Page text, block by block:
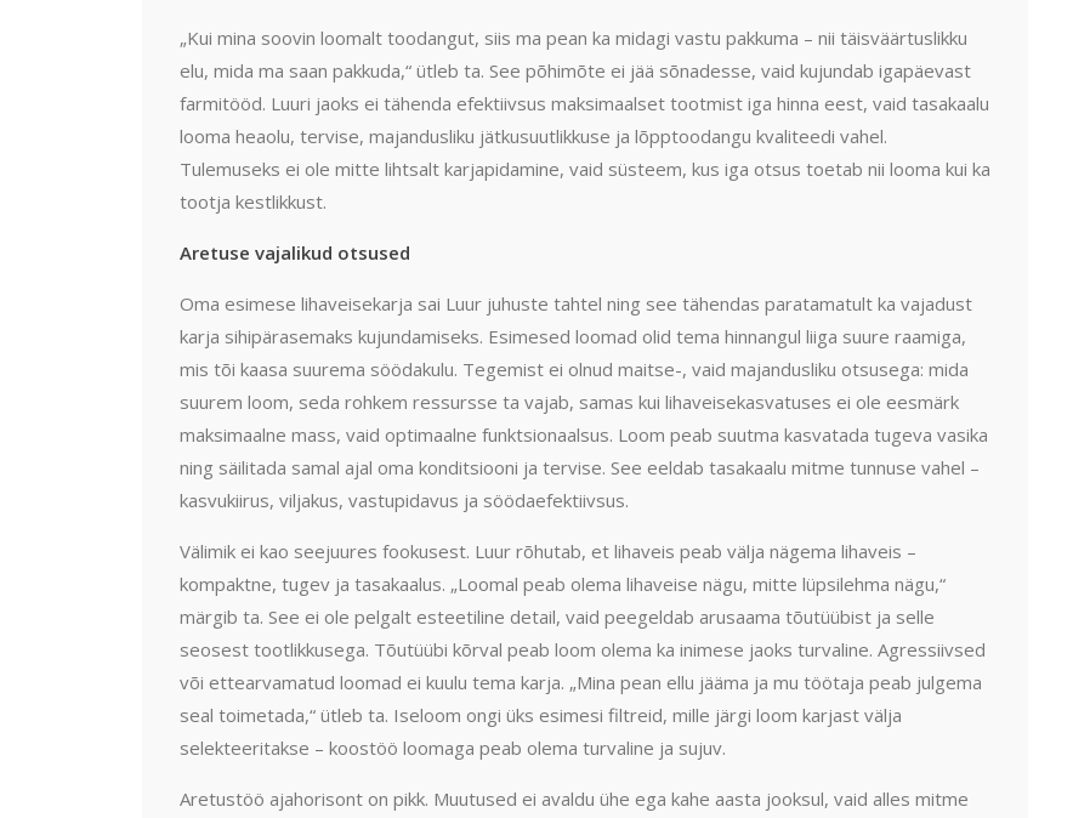
„Kui mina soovin loomalt toodangut, siis ma pean ka midagi vastu pakkuma – nii täisväärtuslikku
elu, mida ma saan pakkuda,“ ütleb ta. See põhimõte ei jää sõnadesse, vaid kujundab igapäevast
farmitööd. Luuri jaoks ei tähenda efektiivsus maksimaalset tootmist iga hinna eest, vaid tasakaalu
looma heaolu, tervise, majandusliku jätkusuutlikkuse ja lõpptoodangu kvaliteedi vahel.
Tulemuseks ei ole mitte lihtsalt karjapidamine, vaid süsteem, kus iga otsus toetab nii looma kui ka
tootja kestlikkust.
Aretuse vajalikud otsused
Oma esimese lihaveisekarja sai Luur juhuste tahtel ning see tähendas paratamatult ka vajadust
karja sihipärasemaks kujundamiseks. Esimesed loomad olid tema hinnangul liiga suure raamiga,
mis tõi kaasa suurema söödakulu. Tegemist ei olnud maitse-, vaid majandusliku otsusega: mida
suurem loom, seda rohkem ressursse ta vajab, samas kui lihaveisekasvatuses ei ole eesmärk
maksimaalne mass, vaid optimaalne funktsionaalsus. Loom peab suutma kasvatada tugeva vasika
ning säilitada samal ajal oma konditsiooni ja tervise. See eeldab tasakaalu mitme tunnuse vahel –
kasvukiirus, viljakus, vastupidavus ja söödaefektiivsus.
Välimik ei kao seejuures fookusest. Luur rõhutab, et lihaveis peab välja nägema lihaveis –
kompaktne, tugev ja tasakaalus. „Loomal peab olema lihaveise nägu, mitte lüpsilehma nägu,“
märgib ta. See ei ole pelgalt esteetiline detail, vaid peegeldab arusaama tõutüübist ja selle
seosest tootlikkusega. Tõutüübi kõrval peab loom olema ka inimese jaoks turvaline. Agressiivsed
või ettearvamatud loomad ei kuulu tema karja. „Mina pean ellu jääma ja mu töötaja peab julgema
seal toimetada,“ ütleb ta. Iseloom ongi üks esimesi filtreid, mille järgi loom karjast välja
selekteeritakse – koostöö loomaga peab olema turvaline ja sujuv.
Aretustöö ajahorisont on pikk. Muutused ei avaldu ühe ega kahe aasta jooksul, vaid alles mitme